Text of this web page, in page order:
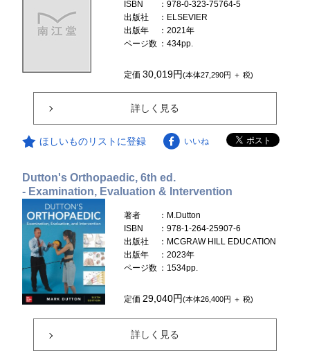
ISBN
：978-0-323-75764-5
出版社
：ELSEVIER
出版年
：2021年
ページ数 ：434pp.
定価30,019円(本体27,290円 ＋ 税)
詳しく見る
ほしいものリストに登録 いいね
Dutton's Orthopaedic, 6th ed.
- Examination, Evaluation & Intervention
著者
：M.Dutton
ISBN
：978-1-264-25907-6
出版社
：MCGRAW HILL EDUCATION
出版年
：2023年
ページ数 ：1534pp.
定価 29,040円(本体26,400円 ＋ 税)
詳しく見る